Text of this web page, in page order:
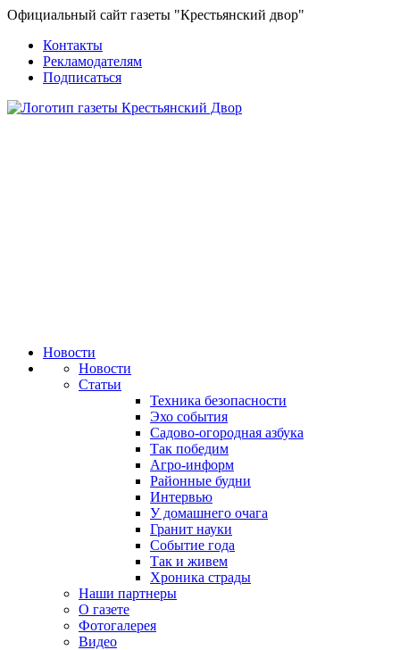
Официальный сайт газеты "Крестьянский двор"
Контакты
Рекламодателям
Подписаться
Новости
Новости
Статьи
Техника безопасности
Эхо события
Садово-огородная азбука
Так победим
Агро-информ
Районные будни
Интервью
У домашнего очага
Гранит науки
Событие года
Так и живем
Хроника страды
Наши партнеры
О газете
Фотогалерея
Видео